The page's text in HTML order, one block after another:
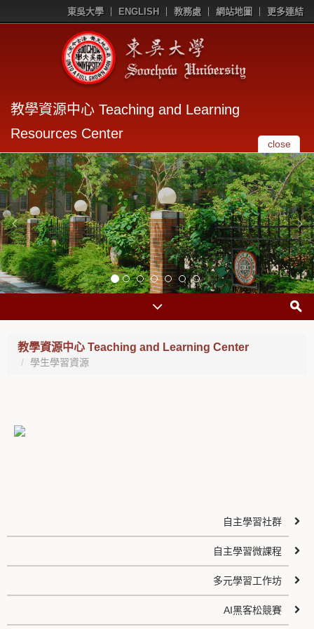
東吳大學 ENGLISH 教務處 網站地圖 更多連結
教學資源中心 Teaching and Learning
Resources Center
close
教學資源中心 Teaching and Learning Center
學生學習資源
自主學習社群
自主學習微課程
多元學習工作坊
AI黑客松競賽